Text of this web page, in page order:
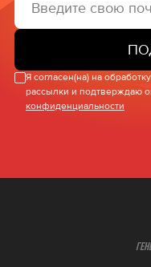
Я согласен(на) на
рассылки и подтверждаю
конфиденциальности